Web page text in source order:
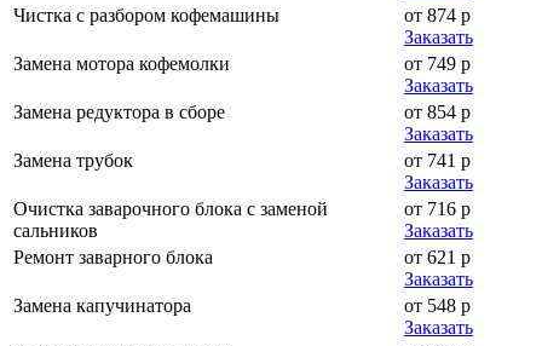
Чистка с разбором кофемашины
от 874 р
Заказать
Замена мотора кофемолки
от 749 р
Заказать
Замена редуктора в сборе
от 854 р
Заказать
Замена трубок
от 741 р
Заказать
Очистка заварочного блока с заменой
сальников
от 716 р
Заказать
Ремонт заварного блока
от 621 р
Заказать
Замена капучинатора
от 548 р
Заказать